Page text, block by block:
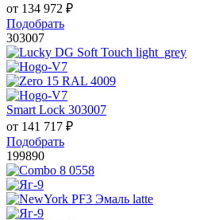
от 134 972 ₽
Подобрать
303007
Smart Lock 303007
от 141 717 ₽
Подобрать
199890